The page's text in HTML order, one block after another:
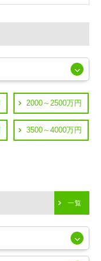
2000～2500万円
3500～4000万円
一覧